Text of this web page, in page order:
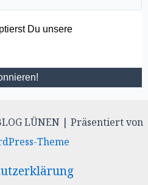
LÜNEN | Präsentiert von
Theme